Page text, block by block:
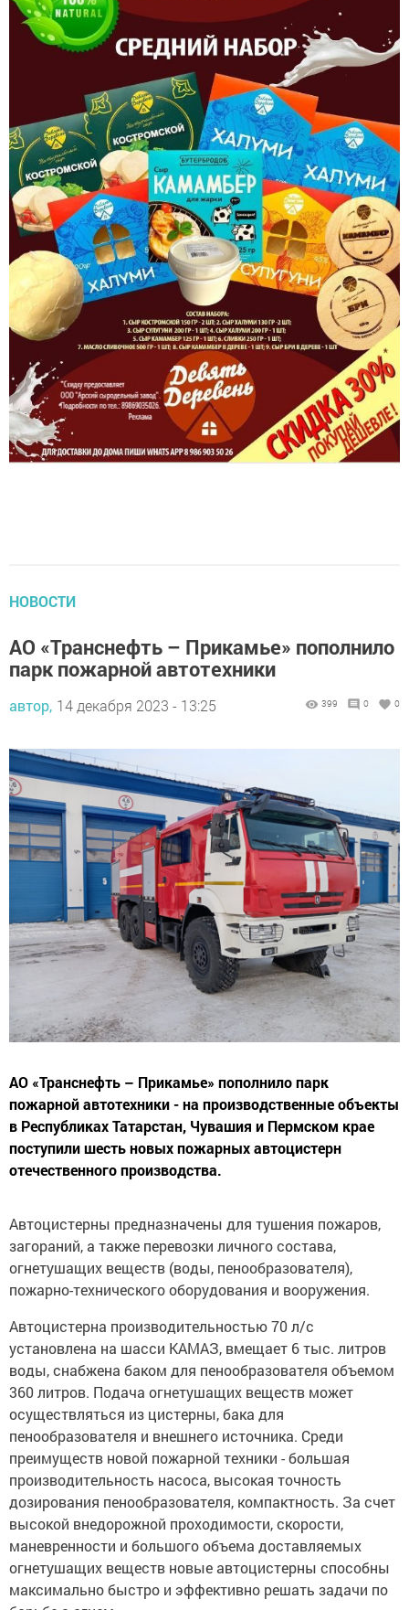
НОВОСТИ
АО «Транснефть – Прикамье» пополнило
парк пожарной автотехники
автор, 14 декабря 2023 - 13:25
АО «Транснефть – Прикамье» пополнило парк
пожарной автотехники - на производственные объекты
в Республиках Татарстан, Чувашия и Пермском крае
поступили шесть новых пожарных автоцистерн
отечественного производства.
Автоцистерны предназначены для тушения пожаров,
загораний, а также перевозки личного состава,
огнетушащих веществ (воды, пенообразователя),
пожарно-технического оборудования и вооружения.
Автоцистерна производительностью 70 л/с
установлена на шасси КАМАЗ, вмещает 6 тыс. литров
воды, снабжена баком для пенообразователя объемом
360 литров. Подача огнетушащих веществ может
осуществляться из цистерны, бака для
пенообразователя и внешнего источника. Среди
преимуществ новой пожарной техники - большая
производительность насоса, высокая точность
дозирования пенообразователя, компактность. За счет
высокой внедорожной проходимости, скорости,
маневренности и большого объема доставляемых
огнетушащих веществ новые автоцистерны способны
максимально быстро и эффективно решать задачи по
борьбе с огнем.